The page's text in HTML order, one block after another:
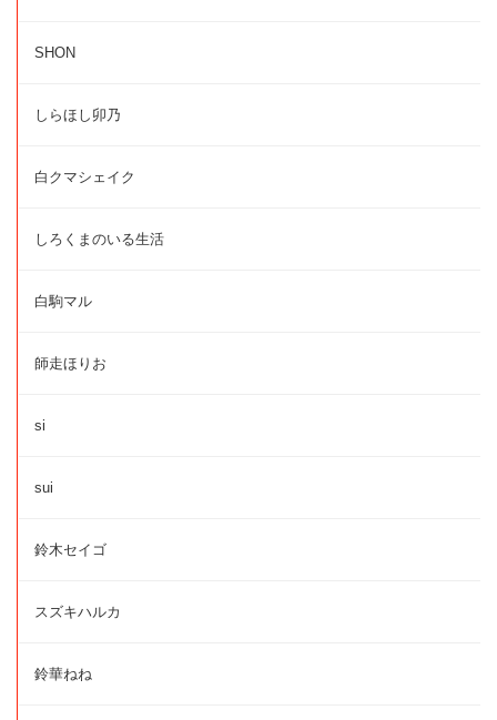
SHON
しらほし卯乃
白クマシェイク
しろくまのいる生活
白駒マル
師走ほりお
si
sui
鈴木セイゴ
スズキハルカ
鈴華ねね